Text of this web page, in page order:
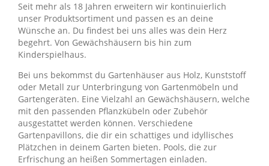
Seit mehr als 18 Jahren erweitern wir kontinuierlich
unser Produktsortiment und passen es an deine
Wünsche an. Du findest bei uns alles was dein Herz
begehrt. Von Gewächshäusern bis hin zum
Kinderspielhaus.
Bei uns bekommst du Gartenhäuser aus Holz, Kunststoff
oder Metall zur Unterbringung von Gartenmöbeln und
Gartengeräten. Eine Vielzahl an Gewächshäusern, welche
mit den passenden Pflanzkübeln oder Zubehör
ausgestattet werden können. Verschiedene
Gartenpavillons, die dir ein schattiges und idyllisches
Plätzchen in deinem Garten bieten. Pools, die zur
Erfrischung an heißen Sommertagen einladen.